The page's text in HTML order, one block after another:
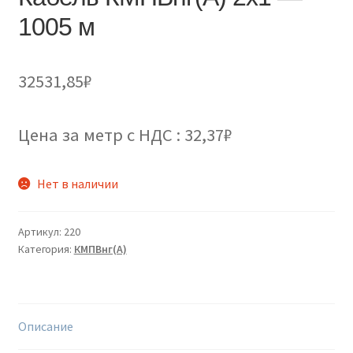
1005 м
32531,85₽
Цена за метр с НДС : 32,37₽
Нет в наличии
Артикул: 220
Категория: КМПВнг(А)
Описание